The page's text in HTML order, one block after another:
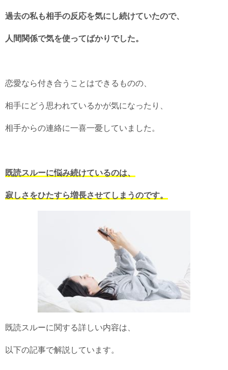
過去の私も相手の反応を気にし続けていたので、
人間関係で気を使ってばかりでした。
恋愛なら付き合うことはできるものの、
相手にどう思われているかが気になったり、
相手からの連絡に一喜一憂していました。
既読スルーに悩み続けているのは、
寂しさをひたすら増長させてしまうのです。
既読スルーに関する詳しい内容は、
以下の記事で解説しています。